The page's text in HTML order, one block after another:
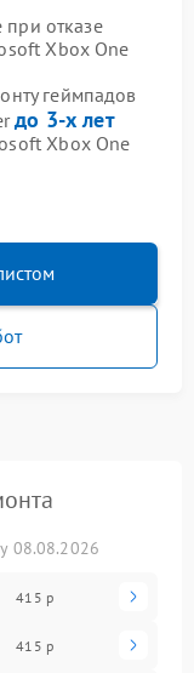
отказе
Xbox One
геймпадов
до 3-х лет
Xbox One
08.08.2026
415 р
415 р